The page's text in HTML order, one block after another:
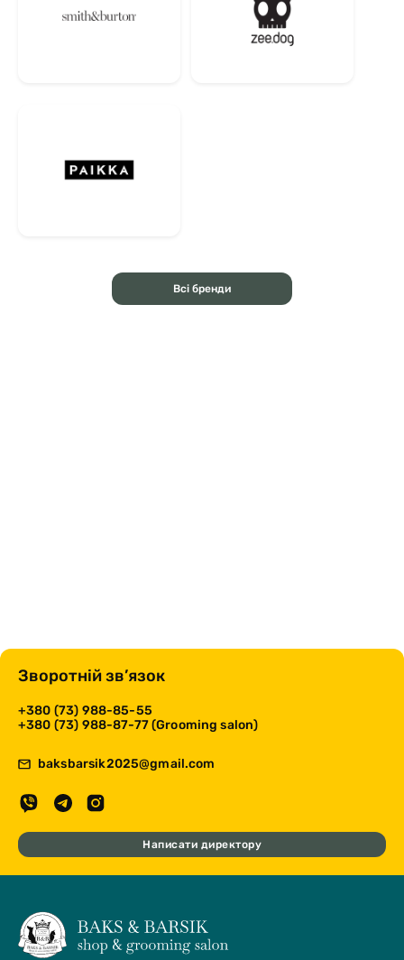
Всі бренди
Зворотній зв’язок
+380 (73) 988-85-55
+380 (73) 988-87-77 (Grooming salon)
baksbarsik2025@gmail.com
Написати директору